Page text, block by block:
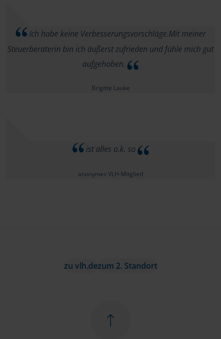
Ich habe keine Verbesserungsvorschläge.Mit meiner
Steuerberaterin bin ich äußerst zufrieden und fühle mich gut
aufgehoben.
Brigitte Lauke
ist alles o.k. so
anonymes VLH-Mitglied
zu vlh.dezum 2. Standort